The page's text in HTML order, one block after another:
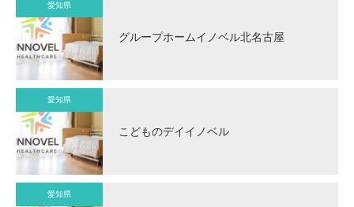
愛知県
グループホームイノベル北名古屋
愛知県
こどものデイイノベル
愛知県